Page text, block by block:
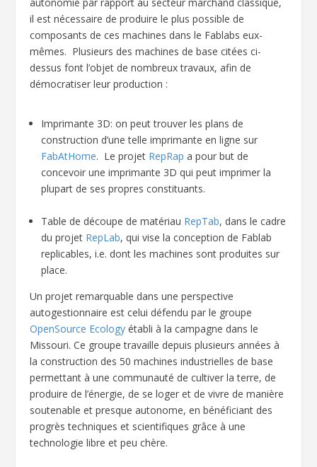
autonomie par rapport au secteur marchand classique,
il est nécessaire de produire le plus possible de
composants de ces machines dans le Fablabs eux-
mêmes. Plusieurs des machines de base citées ci-
dessus font l’objet de nombreux travaux, afin de
démocratiser leur production :
Imprimante 3D: on peut trouver les plans de
construction d’une telle imprimante en ligne sur
FabAtHome. Le projet RepRap a pour but de
concevoir une imprimante 3D qui peut imprimer la
plupart de ses propres constituants.
Table de découpe de matériau RepTab, dans le cadre
du projet RepLab, qui vise la conception de Fablab
replicables, i.e. dont les machines sont produites sur
place.
Un projet remarquable dans une perspective
autogestionnaire est celui défendu par le groupe
OpenSource Ecology établi à la campagne dans le
Missouri. Ce groupe travaille depuis plusieurs années à
la construction des 50 machines industrielles de base
permettant à une communauté de cultiver la terre, de
produire de l’énergie, de se loger et de vivre de manière
soutenable et presque autonome, en bénéficiant des
progrès techniques et scientifiques grâce à une
technologie libre et peu chère.